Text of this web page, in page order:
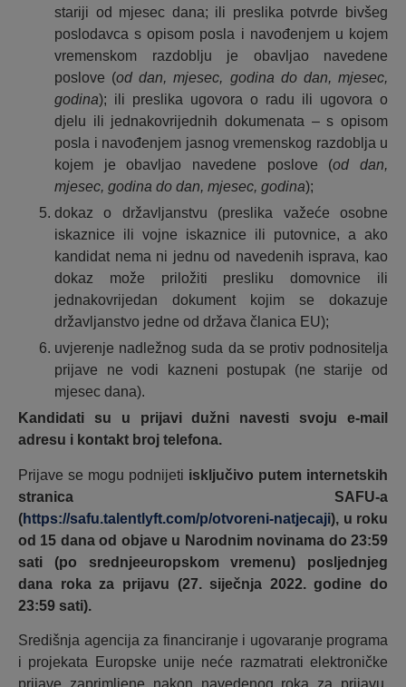
stariji od mjesec dana; ili preslika potvrde bivšeg
poslodavca s opisom posla i navođenjem u kojem
vremenskom razdoblju je obavljao navedene
poslove (od dan, mjesec, godina do dan, mjesec,
godina); ili preslika ugovora o radu ili ugovora o
djelu ili jednakovrijednih dokumenata – s opisom
posla i navođenjem jasnog vremenskog razdoblja u
kojem je obavljao navedene poslove (od dan,
mjesec, godina do dan, mjesec, godina);
dokaz o državljanstvu (preslika važeće osobne
iskaznice ili vojne iskaznice ili putovnice, a ako
kandidat nema ni jednu od navedenih isprava, kao
dokaz može priložiti presliku domovnice ili
jednakovrijedan dokument kojim se dokazuje
državljanstvo jedne od država članica EU);
uvjerenje nadležnog suda da se protiv podnositelja
prijave ne vodi kazneni postupak (ne starije od
mjesec dana).
Kandidati su u prijavi dužni navesti svoju e-mail
adresu i kontakt broj telefona.
Prijave se mogu podnijeti isključivo putem internetskih
stranica SAFU-a
(https://safu.talentlyft.com/p/otvoreni-natjecaji), u roku
od 15 dana od objave u Narodnim novinama do 23:59
sati (po srednjeeuropskom vremenu) posljednjeg
dana roka za prijavu (27. siječnja 2022. godine do
23:59 sati).
Središnja agencija za financiranje i ugovaranje programa
i projekata Europske unije neće razmatrati elektroničke